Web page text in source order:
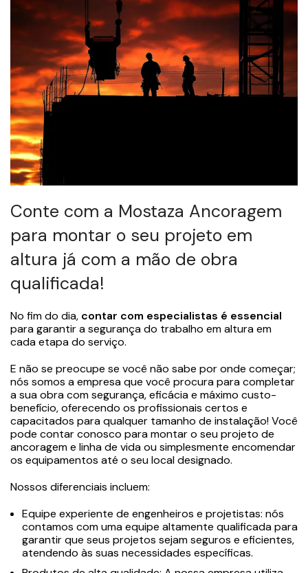
Conte com a Mostaza Ancoragem
para montar o seu projeto em
altura já com a mão de obra
qualificada!
No fim do dia, contar com especialistas é essencial
para garantir a segurança do trabalho em altura em
cada etapa do serviço.
E não se preocupe se você não sabe por onde começar;
nós somos a empresa que você procura para completar
a sua obra com segurança, eficácia e máximo custo-
benefício, oferecendo os profissionais certos e
capacitados para qualquer tamanho de instalação! Você
pode contar conosco para montar o seu projeto de
ancoragem e linha de vida ou simplesmente encomendar
os equipamentos até o seu local designado.
Nossos diferenciais incluem:
Equipe experiente de engenheiros e projetistas: nós
contamos com uma equipe altamente qualificada para
garantir que seus projetos sejam seguros e eficientes,
atendendo às suas necessidades específicas.